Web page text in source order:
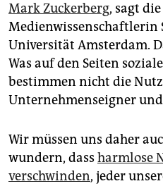
Mark Zuckerberg, sagt die
Medienwissenschaftlerin
Universität Amsterdam.
Was auf den Seiten
bestimmen nicht die
Unternehmenseigner
Wir müssen uns daher
wundern, dass harmlose
verschwinden, jeder